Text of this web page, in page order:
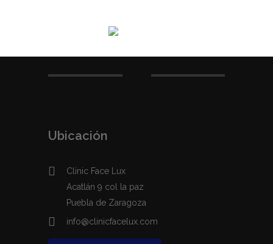
Ubicación
Clinic Face Lux
Acatlán 9 col la paz
Puebla de Zaragoza
info@clinicfacelux.com